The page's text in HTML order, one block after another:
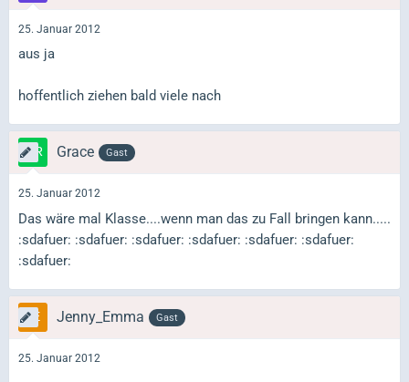
25. Januar 2012
aus ja
hoffentlich ziehen bald viele nach
Grace Gast
25. Januar 2012
Das wäre mal Klasse....wenn man das zu Fall bringen kann.....
:sdafuer: :sdafuer: :sdafuer: :sdafuer: :sdafuer: :sdafuer:
:sdafuer:
Jenny_Emma Gast
25. Januar 2012